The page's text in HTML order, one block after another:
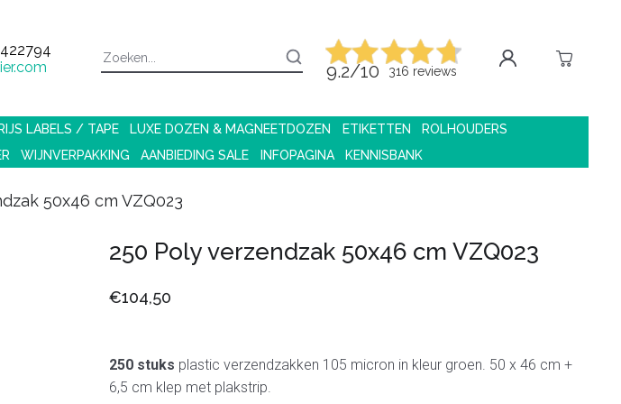
9.2/10 316 reviews
LABELS / TAPE LUXE DOZEN & MAGNEETDOZEN ETIKETTEN
ROLHOUDERS
WIJNVERPAKKING AANBIEDING SALE INFOPAGINA KENNISBANK
50x46 cm VZQ023
250 Poly verzendzak 50x46 cm VZQ023
€104,50
250 stuks plastic verzendzakken 105 micron in kleur groen. 50 x 46 cm +
6,5 cm klep met plakstrip.